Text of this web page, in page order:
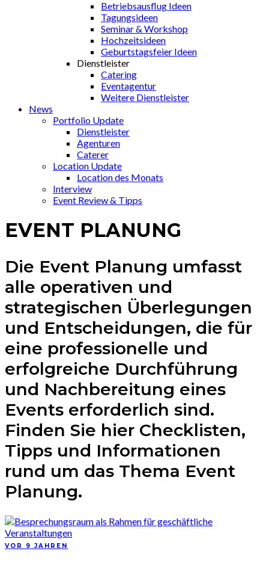
Betriebsausflug Ideen
Tagungsideen
Seminar & Workshop
Hochzeitsideen
Geburtstagsfeier Ideen
Dienstleister
Catering
Eventagentur
Weitere Dienstleister
News
Portfolio Update
Dienstleister
Agenturen
Caterer
Location Update
Location des Monats
Interview
Event Review & Tipps
EVENT PLANUNG
Die Event Planung umfasst
alle operativen und
strategischen Überlegungen
und Entscheidungen, die für
eine professionelle und
erfolgreiche Durchführung
und Nachbereitung eines
Events erforderlich sind.
Finden Sie hier Checklisten,
Tipps und Informationen
rund um das Thema Event
Planung.
VOR 9 JAHREN